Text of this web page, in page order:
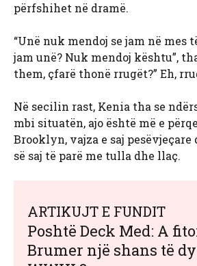
përfshihet në dramë.
“Unë nuk mendoj se jam në mes
jam unë? Nuk mendoj kështu”,
them, çfarë thonë rrugët?” Eh,
Në secilin rast, Kenia tha se
mbi situatën, ajo është më e
Brooklyn, vajza e saj pesëvjeçare
së saj të parë me tulla dhe llaç.
ARTIKUJT E FUNDIT
Poshtë Deck Med: A
Brumer një shans të